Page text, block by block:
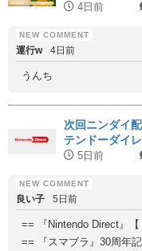
4日前
運行w 4日前
うんち
次回ニンダイ
テンドーダイ
5日前
良い子 5日前
== 『Nintendo Direct』【
== 『スマブラ』30周年